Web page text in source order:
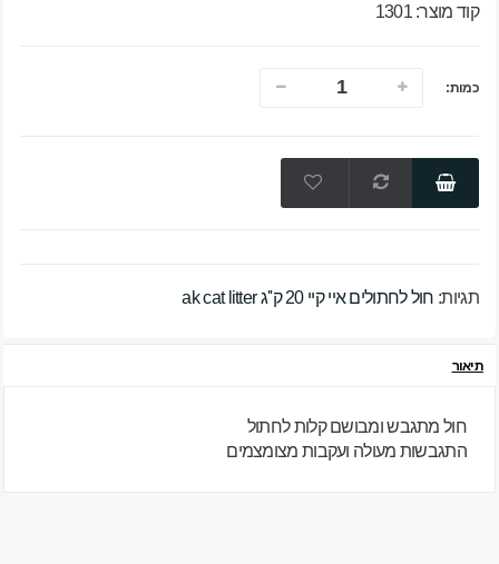
קוד מוצר: 1301
כמות:
תגיות: חול לחתולים איי קיי 20 ק''ג ak cat litter
תיאור
חול מתגבש ומבושם קלות לחתול
התגבשות מעולה ועקבות מצומצמים